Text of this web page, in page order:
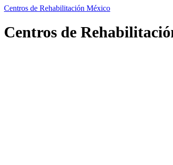
Centros de Rehabilitación México
Centros de